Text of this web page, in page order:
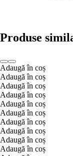
Produse
Adaugă în coș
Adaugă în coș
Adaugă în coș
Adaugă în coș
Adaugă în coș
Adaugă în coș
Adaugă în coș
Adaugă în coș
Adaugă în coș
Adaugă în coș